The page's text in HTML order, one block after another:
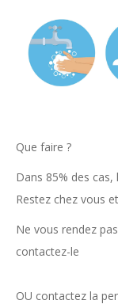
Que faire ?
Dans 85% des
Restez chez vous
Ne vous rendez
contactez-le
OU contactez la